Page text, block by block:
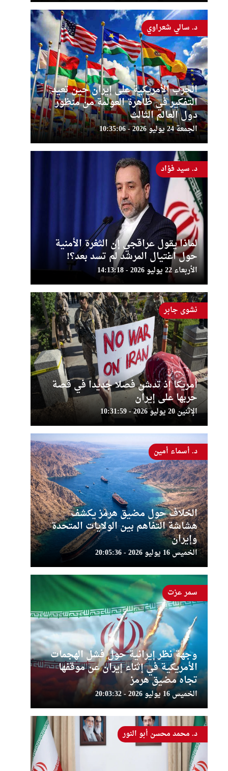
الحرب الأمريكية على إيران حين تعيد
التفكير في ظاهرة العولمة من منظور
دول العالم الثالث
الجمعة 24 يوليو 2026 - 10:35:06
د. سالي شعراوي
لماذا يقول عراقجي إن الثغرة الأمنية
حول اغتيال المرشد لم تسد بعد؟!
الأربعاء 22 يوليو 2026 - 14:13:18
د. سيد فؤاد
أمريكا إذ تدشن فصلا جديدا في قصة
حربها على إيران
الإثنين 20 يوليو 2026 - 10:31:59
نشوى جابر
الخلاف حول مضيق هرمز يكشف
هشاشة التفاهم بين الولايات المتحدة
وإيران
الخميس 16 يوليو 2026 - 20:05:36
د. أسماء أمين
وجهة نظر إيرانية حول فشل الهجمات
الأمريكية في إثناء إيران عن موقفها
تجاه مضيق هرمز
الخميس 16 يوليو 2026 - 20:03:32
سمر عزت
د. محمد محسن أبو النور